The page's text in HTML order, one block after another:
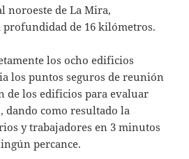
noroeste de La Mira,
profundidad de 16 kilómetros.
los ocho edificios
los puntos seguros de reunión
de los edificios para evaluar
dando como resultado la
y trabajadores en 3 minutos
percance.